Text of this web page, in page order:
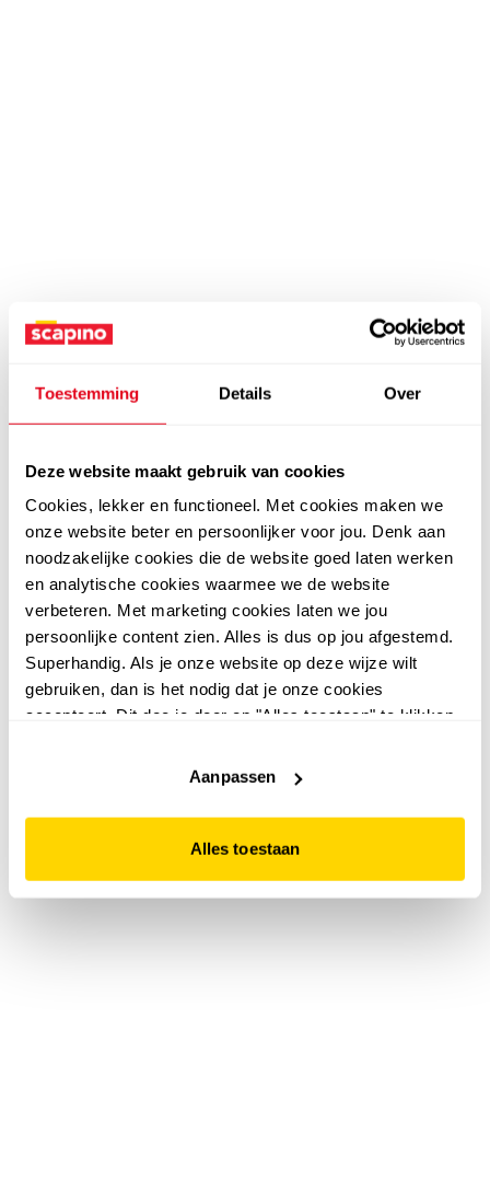
Toestemming Details Over
Deze website maakt gebruik van cookies
Cookies, lekker en functioneel. Met cookies maken we
onze website beter en persoonlijker voor jou. Denk aan
noodzakelijke cookies die de website goed laten werken
en analytische cookies waarmee we de website
verbeteren. Met marketing cookies laten we jou
persoonlijke content zien. Alles is dus op jou afgestemd.
Superhandig. Als je onze website op deze wijze wilt
gebruiken, dan is het nodig dat je onze cookies
accepteert. Dit doe je door op "Alles toestaan" te klikken.
website niet optimaal functioneert.
Aanpassen
Alles toestaan